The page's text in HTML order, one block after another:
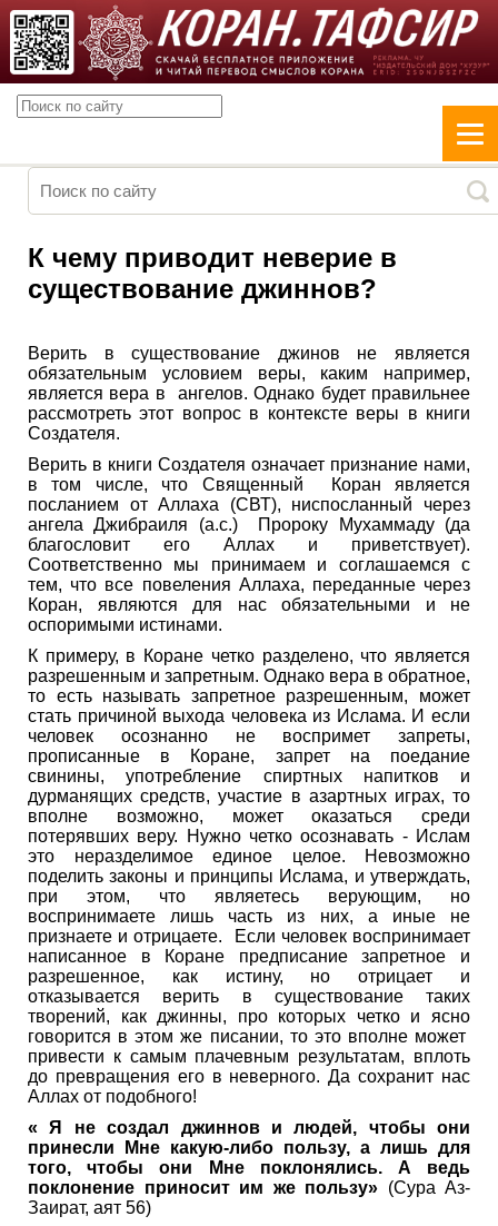
К чему приводит неверие в
существование джиннов?
Верить в существование джинов не является
обязательным условием веры, каким например,
является вера в ангелов. Однако будет правильнее
рассмотреть этот вопрос в контексте веры в книги
Создателя.
Верить в книги Создателя означает признание нами,
в том числе, что Священный Коран является
посланием от Аллаха (СВТ), ниспосланный через
ангела Джибраиля (а.с.) Пророку Мухаммаду (да
благословит его Аллах и приветствует).
Соответственно мы принимаем и соглашаемся с
тем, что все повеления Аллаха, переданные через
Коран, являются для нас обязательными и не
оспоримыми истинами.
К примеру, в Коране четко разделено, что является
разрешенным и запретным. Однако вера в обратное,
то есть называть запретное разрешенным, может
стать причиной выхода человека из Ислама. И если
человек осознанно не воспримет запреты,
прописанные в Коране, запрет на поедание
свинины, употребление спиртных напитков и
дурманящих средств, участие в азартных играх, то
вполне возможно, может оказаться среди
потерявших веру. Нужно четко осознавать - Ислам
это неразделимое единое целое. Невозможно
поделить законы и принципы Ислама, и утверждать,
при этом, что являетесь верующим, но
воспринимаете лишь часть из них, а иные не
признаете и отрицаете. Если человек воспринимает
написанное в Коране предписание запретное и
разрешенное, как истину, но отрицает и
отказывается верить в существование таких
творений, как джинны, про которых четко и ясно
говорится в этом же писании, то это вполне может
привести к самым плачевным результатам, вплоть
до превращения его в неверного. Да сохранит нас
Аллах от подобного!
« Я не создал джиннов и людей, чтобы они
принесли Мне какую-либо пользу, а лишь для
того, чтобы они Мне поклонялись. А ведь
поклонение приносит им же пользу» (Сура Аз-
Заират, аят 56)